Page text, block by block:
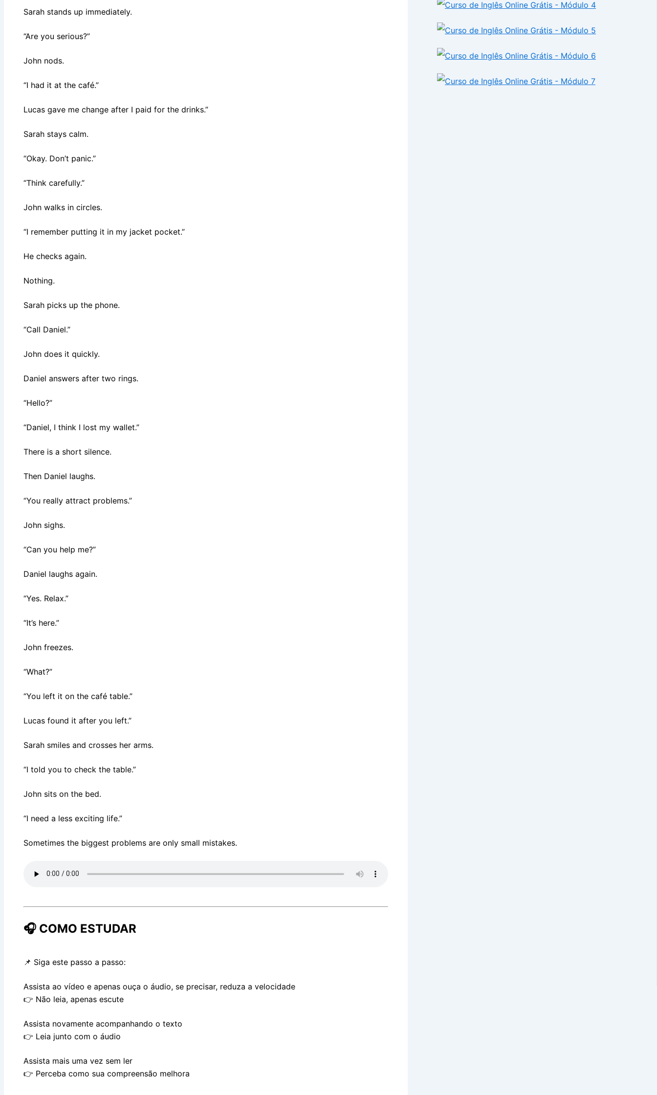
Sarah stands up immediately.
“Are you serious?”
John nods.
“I had it at the café.”
Lucas gave me change after I paid for the drinks.”
Sarah stays calm.
“Okay. Don’t panic.”
“Think carefully.”
John walks in circles.
“I remember putting it in my jacket pocket.”
He checks again.
Nothing.
Sarah picks up the phone.
“Call Daniel.”
John does it quickly.
Daniel answers after two rings.
“Hello?”
“Daniel, I think I lost my wallet.”
There is a short silence.
Then Daniel laughs.
“You really attract problems.”
John sighs.
“Can you help me?”
Daniel laughs again.
“Yes. Relax.”
“It’s here.”
John freezes.
“What?”
“You left it on the café table.”
Lucas found it after you left.”
Sarah smiles and crosses her arms.
“I told you to check the table.”
John sits on the bed.
“I need a less exciting life.”
Sometimes the biggest problems are only small mistakes.
🎧 COMO ESTUDAR
📌 Siga este passo a passo:
Assista ao vídeo e apenas ouça o áudio, se precisar, reduza a velocidade
👉 Não leia, apenas escute
Assista novamente acompanhando o texto
👉 Leia junto com o áudio
Assista mais uma vez sem ler
👉 Perceba como sua compreensão melhora